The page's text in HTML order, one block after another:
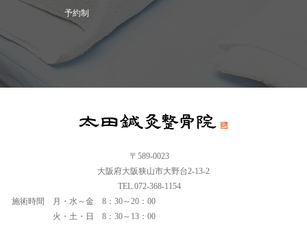
予約制
〒589-0023
大阪府大阪狭山市大野台2-13-2
TEL.072-368-1154
施術時間
月・水～金 8：30～20：00
火・土・日 8：30～13：00